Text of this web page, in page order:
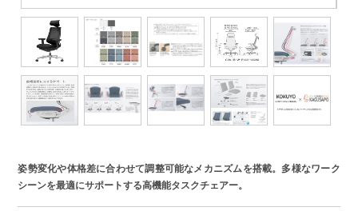
姿勢変化や体格差に合わせて調整可能なメカニズムを搭載。多様なワーク
シーンを最適にサポートする高機能タスクチェアー。